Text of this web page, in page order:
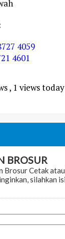
4059
4601
, 1 views today